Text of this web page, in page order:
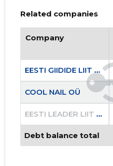
Related companies
Company
EESTI GIIDIDE LIIT MTÜ
COOL NAIL OÜ
EESTI LEADER LIIT MTÜ
Debt balance total